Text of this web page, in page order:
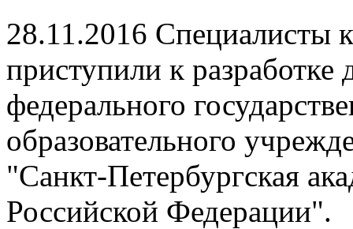
28.11.2016 Специалисты
приступили к
федерального
образовательного
"Санкт-Петербургская
Российской Федерации".